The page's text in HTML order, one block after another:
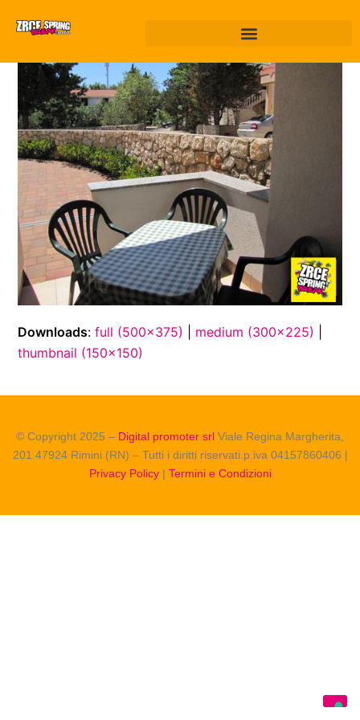
Downloads:full (500x375) medium (300x225)
thumbnail (150x150)
© Copyright 2025 – Digital promoter srl Viale Regina Margherita,
201 47924 Rimini (RN) – Tutti i diritti riservati.p.iva 04157860406 |
Privacy Policy| Termini e Condizioni